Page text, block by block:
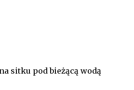
sitku pod bieżącą wodą